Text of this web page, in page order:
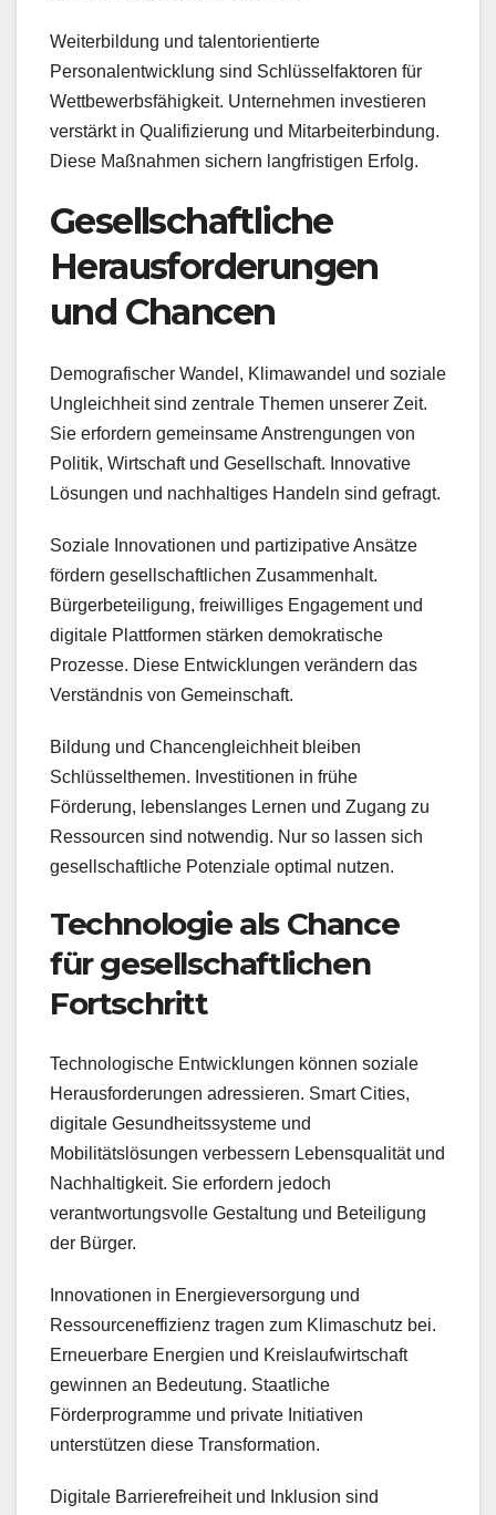
Weiterbildung und talentorientierte
Personalentwicklung sind Schlüsselfaktoren für
Wettbewerbsfähigkeit. Unternehmen investieren
verstärkt in Qualifizierung und Mitarbeiterbindung.
Diese Maßnahmen sichern langfristigen Erfolg.
Gesellschaftliche
Herausforderungen
und Chancen
Demografischer Wandel, Klimawandel und soziale
Ungleichheit sind zentrale Themen unserer Zeit.
Sie erfordern gemeinsame Anstrengungen von
Politik, Wirtschaft und Gesellschaft. Innovative
Lösungen und nachhaltiges Handeln sind gefragt.
Soziale Innovationen und partizipative Ansätze
fördern gesellschaftlichen Zusammenhalt.
Bürgerbeteiligung, freiwilliges Engagement und
digitale Plattformen stärken demokratische
Prozesse. Diese Entwicklungen verändern das
Verständnis von Gemeinschaft.
Bildung und Chancengleichheit bleiben
Schlüsselthemen. Investitionen in frühe
Förderung, lebenslanges Lernen und Zugang zu
Ressourcen sind notwendig. Nur so lassen sich
gesellschaftliche Potenziale optimal nutzen.
Technologie als Chance
für gesellschaftlichen
Fortschritt
Technologische Entwicklungen können soziale
Herausforderungen adressieren. Smart Cities,
digitale Gesundheitssysteme und
Mobilitätslösungen verbessern Lebensqualität und
Nachhaltigkeit. Sie erfordern jedoch
verantwortungsvolle Gestaltung und Beteiligung
der Bürger.
Innovationen in Energieversorgung und
Ressourceneffizienz tragen zum Klimaschutz bei.
Erneuerbare Energien und Kreislaufwirtschaft
gewinnen an Bedeutung. Staatliche
Förderprogramme und private Initiativen
unterstützen diese Transformation.
Digitale Barrierefreiheit und Inklusion sind